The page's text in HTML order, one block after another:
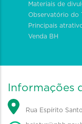
Materiais de
Observatório do
Principais
Venda BH
Informações
Rua Espírito